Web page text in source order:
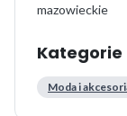
mazowieckie
Kategorie
Moda i